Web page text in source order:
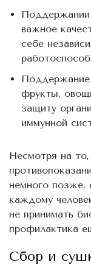
важное
себе
Поддержание
фрукты,
защиту
иммунной
Несмотря на
немного позже,
каждому
не принимать
профилактика
Сбор и